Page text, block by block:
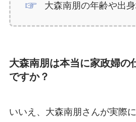
大森南朋の年齢や出身
大森南朋は本当に家政婦の
ですか？
いいえ、大森南朋さんが実際